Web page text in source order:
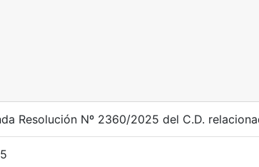
Resolución Nº 2360/2025 del C.D.